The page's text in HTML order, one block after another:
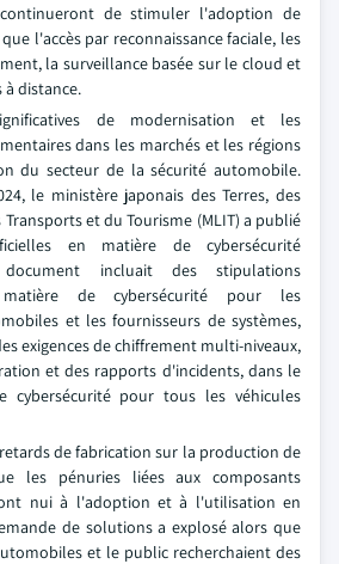
de stimuler l'adoption de
l'accès par reconnaissance faciale, les
la surveillance basée sur le cloud et
distance.
de modernisation et les
dans les marchés et les régions
du secteur de la sécurité automobile.
le ministère japonais des Terres, des
et du Tourisme (MLIT) a publié
en matière de cybersécurité
incluait des stipulations
de cybersécurité pour les
et les fournisseurs de systèmes,
exigences de chiffrement multi-niveaux,
et des rapports d'incidents, dans le
cybersécurité pour tous les véhicules
de fabrication sur la production de
les pénuries liées aux composants
nui à l'adoption et à l'utilisation en
de solutions a explosé alors que
et le public recherchaient des